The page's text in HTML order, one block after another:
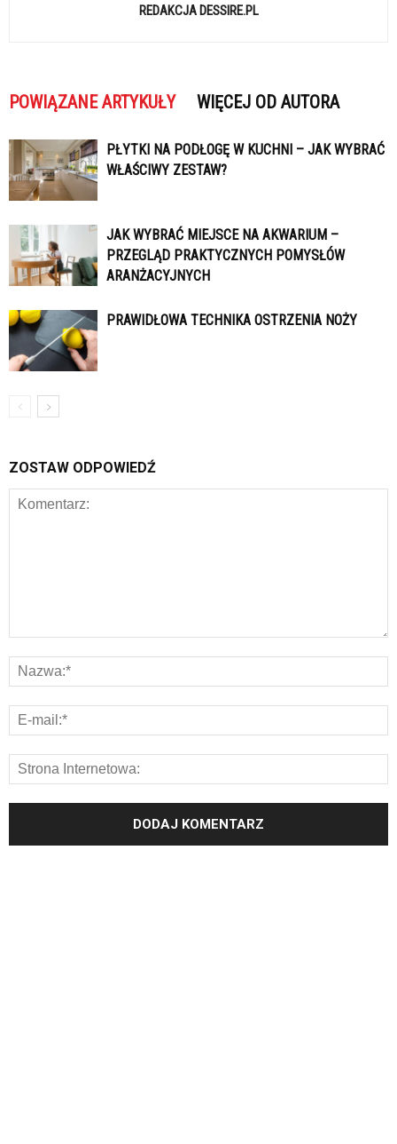
REDAKCJA DESSIRE.PL
POWIĄZANE ARTYKUŁY WIĘCEJ OD AUTORA
PŁYTKI NA PODŁOGĘ W KUCHNI – JAK WYBRAĆ
WŁAŚCIWY ZESTAW?
JAK WYBRAĆ MIEJSCE NA AKWARIUM –
PRZEGLĄD PRAKTYCZNYCH POMYSŁÓW
ARANŻACYJNYCH
PRAWIDŁOWA TECHNIKA OSTRZENIA NOŻY
ZOSTAW ODPOWIEDŹ